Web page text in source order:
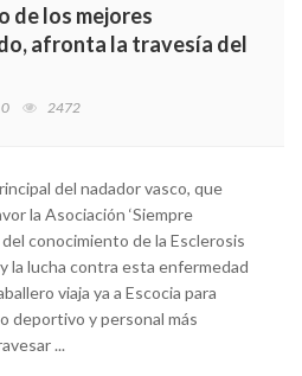
de los mejores
afronta la travesía del
0 2472
del nadador vasco, que
la Asociación ‘Siempre
conocimiento de la Esclerosis
la lucha contra esta enfermedad
viaja ya a Escocia para
deportivo y personal más
...